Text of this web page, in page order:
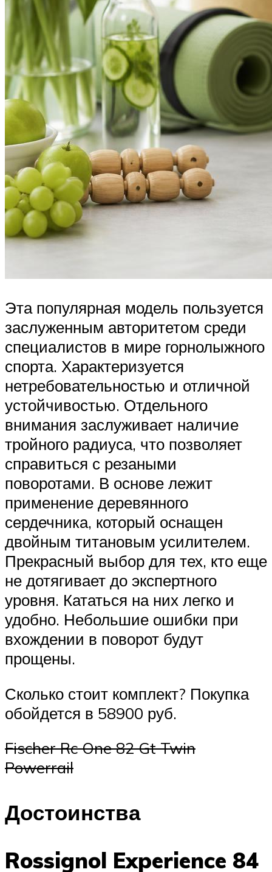
Эта популярная модель пользуется
заслуженным авторитетом среди
специалистов в мире горнолыжного
спорта. Характеризуется
нетребовательностью и отличной
устойчивостью. Отдельного
внимания заслуживает наличие
тройного радиуса, что позволяет
справиться с резаными
поворотами. В основе лежит
применение деревянного
сердечника, который оснащен
двойным титановым усилителем.
Прекрасный выбор для тех, кто еще
не дотягивает до экспертного
уровня. Кататься на них легко и
удобно. Небольшие ошибки при
вхождении в поворот будут
прощены.
Сколько стоит комплект? Покупка
обойдется в 58900 руб.
Fischer Rc One 82 Gt Twin
Powerrail
Достоинства
Rossignol Experience 84